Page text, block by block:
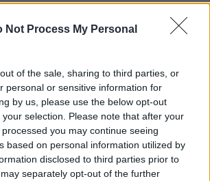
Not Process My Personal
of the sale, sharing to third parties, or
personal or sensitive information for
by us, please use the below opt-out
selection. Please note that after your
you may continue seeing
based on personal information utilized by
disclosed to third parties prior to
separately opt-out of the further
ΚΑΤΗΓΟΡΙΑ